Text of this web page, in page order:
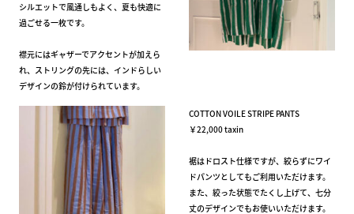
シルエットで風通しもよく、夏も快適に
過ごせる一枚です。
襟元にはギャザーでアクセントが加えら
れ、ストリングの先には、インドらしい
デザインの鈴が付けられています。
COTTON VOILE STRIPE PANTS
￥22,000 taxin
裾はドロスト仕様ですが、絞らずにワイ
ドパンツとしてもご利用いただけます。
また、絞った状態でたくし上げて、七分
丈のデザインでもお使いいただけます。